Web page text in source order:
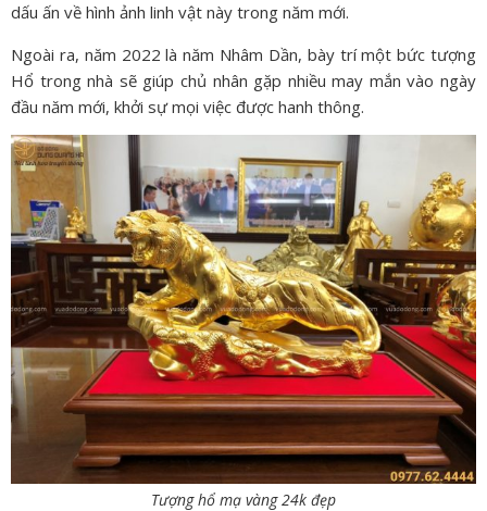
dấu ấn về hình ảnh linh vật này trong năm mới.
Ngoài ra, năm 2022 là năm Nhâm Dần, bày trí một bức tượng
Hổ trong nhà sẽ giúp chủ nhân gặp nhiều may mắn vào ngày
đầu năm mới, khởi sự mọi việc được hanh thông.
Tượng hổ mạ vàng 24k đẹp